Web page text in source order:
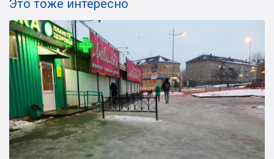
Это тоже интересно